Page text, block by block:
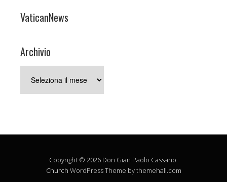
VaticanNews
Archivio
Copyright © 2026 Don Gian Paolo Cassano.
Church WordPress Theme by themehall.com